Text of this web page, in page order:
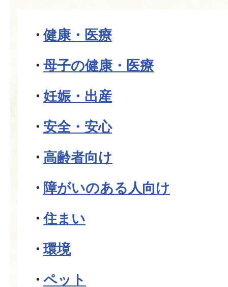
健康・医療
母子の健康・医療
妊娠・出産
安全・安心
高齢者向け
障がいのある人向け
住まい
環境
ペット